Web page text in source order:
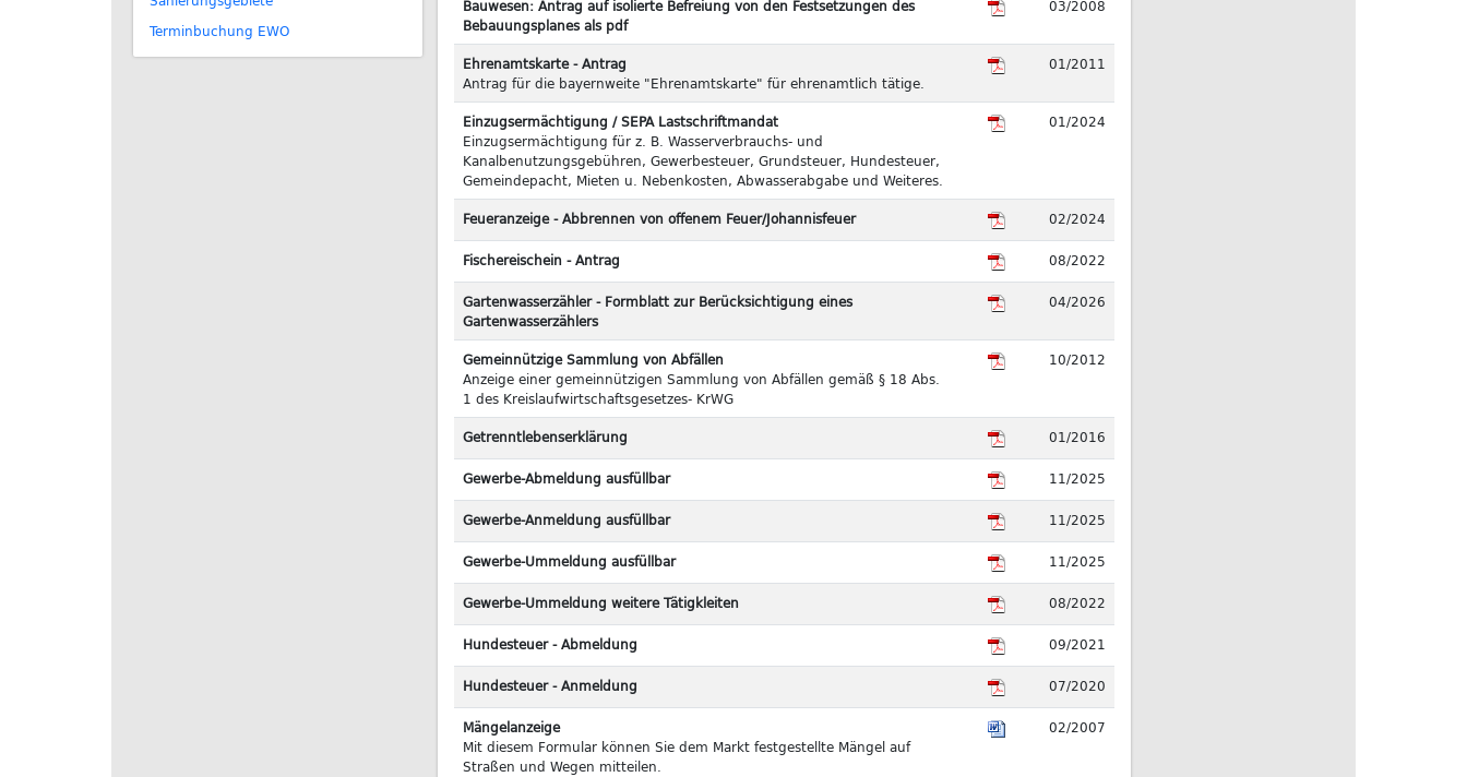
Terminbuchung EWO
Bauwesen: Antrag auf isolierte Befreiung von den Festsetzungen des
Bebauungsplanes als pdf
03/2008
Ehrenamtskarte - Antrag
Antrag für die bayernweite "Ehrenamtskarte" für ehrenamtlich tätige.
01/2011
Einzugsermächtigung / SEPA Lastschriftmandat
Einzugsermächtigung für z. B. Wasserverbrauchs- und
Kanalbenutzungsgebühren, Gewerbesteuer, Grundsteuer, Hundesteuer,
Gemeindepacht, Mieten u. Nebenkosten, Abwasserabgabe und Weiteres.
01/2024
Feueranzeige - Abbrennen von offenem Feuer/Johannisfeuer 02/2024
Fischereischein - Antrag 08/2022
Gartenwasserzähler - Formblatt zur Berücksichtigung eines
Gartenwasserzählers
04/2026
Gemeinnützige Sammlung von Abfällen
Anzeige einer gemeinnützigen Sammlung von Abfällen gemäß § 18 Abs.
1 des Kreislaufwirtschaftsgesetzes- KrWG
10/2012
Getrenntlebenserklärung 01/2016
Gewerbe-Abmeldung ausfüllbar 11/2025
Gewerbe-Anmeldung ausfüllbar 11/2025
Gewerbe-Ummeldung ausfüllbar 11/2025
Gewerbe-Ummeldung weitere Tätigkleiten 08/2022
Hundesteuer - Abmeldung 09/2021
Hundesteuer - Anmeldung 07/2020
Mängelanzeige
Mit diesem Formular können Sie dem Markt festgestellte Mängel auf
Straßen und Wegen mitteilen.
02/2007